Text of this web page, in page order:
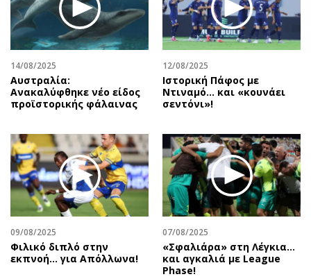
Περιβάλλον
Ελλάδα
Κόσμος
Παράξενα
Πολιτισμός
Σινεμά
Μουσική
Εικαστικά
Βιβλίο
Χειρόγραφα
Ταξίδια
Συνταγές
Έξοδος
Media
Εκπομπές
Wine routes
Uncut
Προσφορές
Προσωπικότητες στην ''Κ''
Επιστολές
14/08/2025
Αυστραλία:
Ανακαλύφθηκε νέο είδος
προϊστορικής φάλαινας
12/08/2025
Ιστορική Πάφος με
Ντιναμό… και «κουνάει
σεντόνι»!
09/08/2025
Φιλικό διπλό στην
εκπνοή… για Απόλλωνα!
07/08/2025
«Σφαλιάρα» στη Λέγκια…
και αγκαλιά με League
Phase!